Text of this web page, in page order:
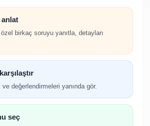
anlat
birkaç soruyu yanıtla, detayları
değerlendirmeleri yanında gör.
seç
için giriş yapmanız
gerekmektedir.
yoksa birkaç adımda kolayca kayıt